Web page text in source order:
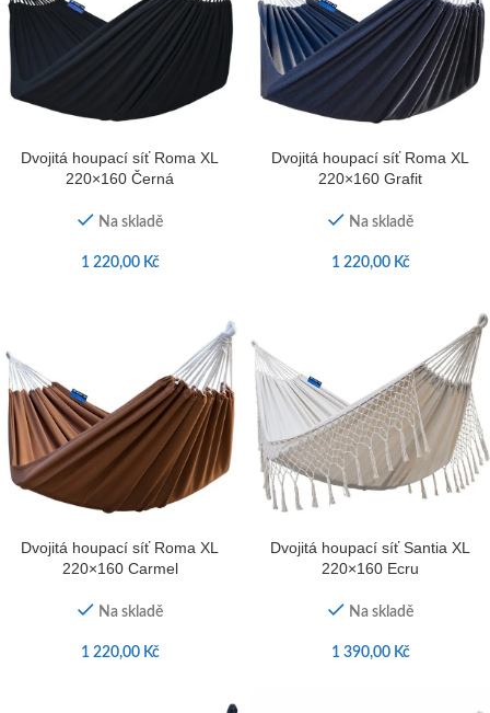
Dvojitá houpací síť Roma XL
220×160 Černá
Na skladě
1 220,00 Kč
Dvojitá houpací síť Roma XL
220×160 Grafit
Na skladě
1 220,00 Kč
Dvojitá houpací síť Roma XL
220×160 Carmel
Na skladě
1 220,00 Kč
Dvojitá houpací síť Santia XL
220×160 Ecru
Na skladě
1 390,00 Kč